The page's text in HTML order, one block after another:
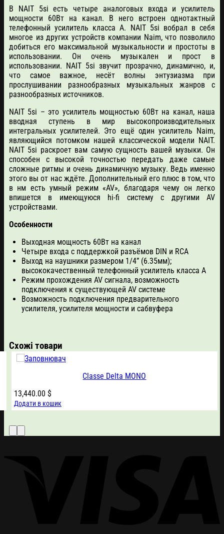
В NAIT 5si есть четыре аналоговых входа и усилитель
мощности 60Вт на канал. В него встроен однотактный
телефонный усилитель класса А. NAIT 5si вобрал в себя
многое из других устройств компании Naim, что позволило
добиться его максимальной музыкальности и простоты в
использовании. Он очень музыкален и прост в
использовании. NAIT 5si звучит прозрачно, динамично, и,
что самое важное, несёт волны энтузиазма при
прослушивании разнообразных музыкальных жанров с
разнообразных источников.
NAIT 5si – это усилитель мощностью 60Вт на канал, наша
вводная ступень в мир высокопроизводительных
интегральных усилителей. Это ещё один усилитель Naim,
являющийся потомком нашей классической модели NAIT.
NAIT 5si раскроет вам самую сущность вашей музыки. Он
способен с высокой точностью передать даже самые
сложные ритмы и очень динамичную музыку. Ведь именно
этого вы от нас ждёте. Дополнительный его плюс в том, что
в нм есть умный режим «AV», благодаря чему он легко
впишется в имеющуюся hi-fi систему с другими AV
устройствами.
Особенности
Выходная мощность 60Вт на канал
Четыре входа с поддержкой разъёмов DIN и RCA
Выход на наушники размером 1/4” (6.35мм);
высококачественный телефонный усилитель класса А
Режим прохождения AV сигнала, возможность
подключения к существующей AV системе
Возможность подключения предварительного
усилителя, усилителя мощности и сабвуфера
Схожі товари
Classe Delta MONO
13,440.00 $
Додати в кошик